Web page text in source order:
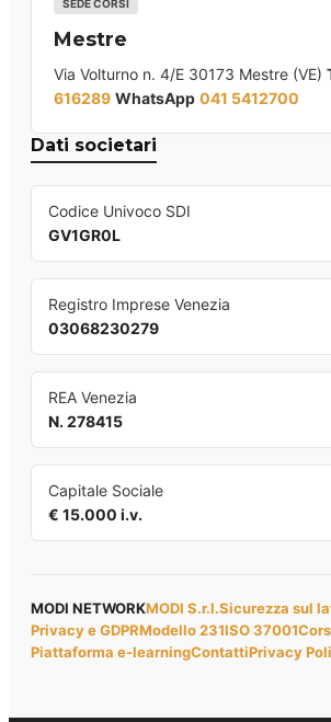
SEDE CORSI
Mestre
Via Volturno n. 4/E 30173 Mestre (VE)
616289 WhatsApp 041 5412700
Dati societari
Codice Univoco SDI
GV1GR0L
Registro Imprese Venezia
03068230279
REA Venezia
N. 278415
Capitale Sociale
€ 15.000 i.v.
MODI NETWORKMODI S.r.l.Sicurezza sul
Privacy e GDPRModello 231ISO 37001
Piattaforma e-learningContattiPrivacy